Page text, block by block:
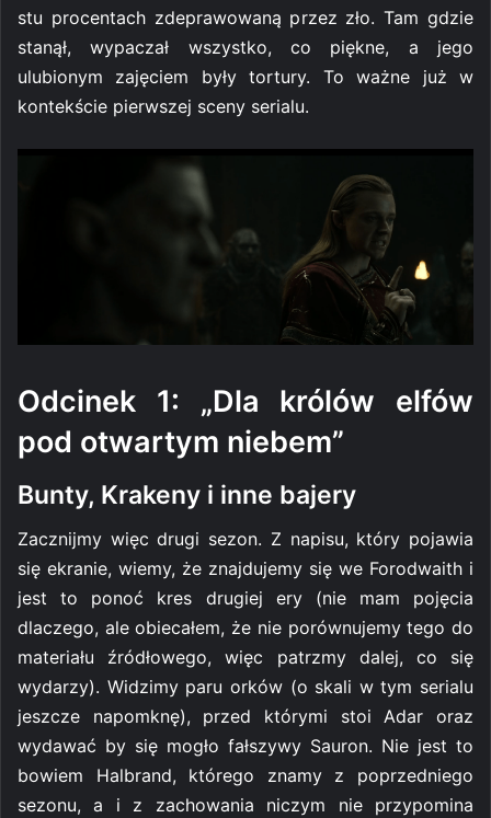
stu procentach zdeprawowaną przez zło. Tam gdzie
stanął, wypaczał wszystko, co piękne, a jego
ulubionym zajęciem były tortury. To ważne już w
kontekście pierwszej sceny serialu.
Odcinek 1: „Dla królów elfów
pod otwartym niebem”
Bunty, Krakeny i inne bajery
Zacznijmy więc drugi sezon. Z napisu, który pojawia
się ekranie, wiemy, że znajdujemy się we Forodwaith i
jest to ponoć kres drugiej ery (nie mam pojęcia
dlaczego, ale obiecałem, że nie porównujemy tego do
materiału źródłowego, więc patrzmy dalej, co się
wydarzy). Widzimy paru orków (o skali w tym serialu
jeszcze napomknę), przed którymi stoi Adar oraz
wydawać by się mogło fałszywy Sauron. Nie jest to
bowiem Halbrand, którego znamy z poprzedniego
sezonu, a i z zachowania niczym nie przypomina